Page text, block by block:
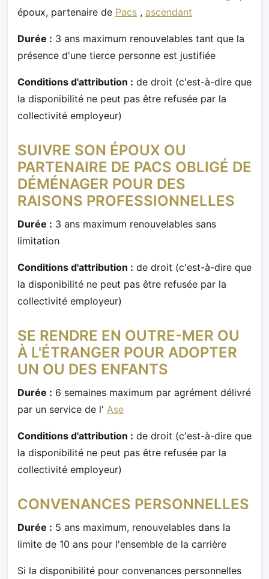
époux, partenaire de Pacs , ascendant
Durée : 3 ans maximum renouvelables tant que la
présence d'une tierce personne est justifiée
Conditions d'attribution : de droit (c'est-à-dire que
la disponibilité ne peut pas être refusée par la
collectivité employeur)
SUIVRE SON ÉPOUX OU
PARTENAIRE DE PACS OBLIGÉ DE
DÉMÉNAGER POUR DES
RAISONS PROFESSIONNELLES
Durée : 3 ans maximum renouvelables sans
limitation
Conditions d'attribution : de droit (c'est-à-dire que
la disponibilité ne peut pas être refusée par la
collectivité employeur)
SE RENDRE EN OUTRE-MER OU
À L'ÉTRANGER POUR ADOPTER
UN OU DES ENFANTS
Durée : 6 semaines maximum par agrément délivré
par un service de l' Ase
Conditions d'attribution : de droit (c'est-à-dire que
la disponibilité ne peut pas être refusée par la
collectivité employeur)
CONVENANCES PERSONNELLES
Durée : 5 ans maximum, renouvelables dans la
limite de 10 ans pour l'ensemble de la carrière
Si la disponibilité pour convenances personnelles